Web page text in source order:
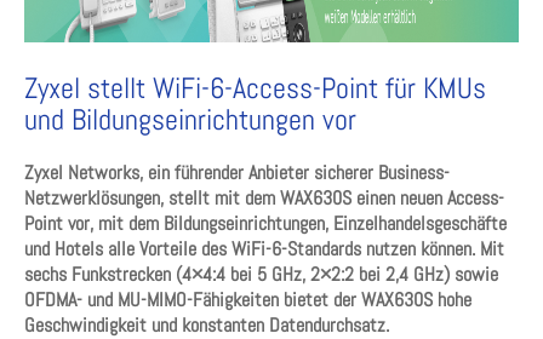
Zyxel stellt WiFi-6-Access-Point für KMUs
und Bildungseinrichtungen vor
Zyxel Networks, ein führender Anbieter sicherer Business-
Netzwerklösungen, stellt mit dem WAX630S einen neuen Access-
Point vor, mit dem Bildungseinrichtungen, Einzelhandelsgeschäfte
und Hotels alle Vorteile des WiFi-6-Standards nutzen können. Mit
sechs Funkstrecken (4×4:4 bei 5 GHz, 2×2:2 bei 2,4 GHz) sowie
OFDMA- und MU-MIMO-Fähigkeiten bietet der WAX630S hohe
Geschwindigkeit und konstanten Datendurchsatz.